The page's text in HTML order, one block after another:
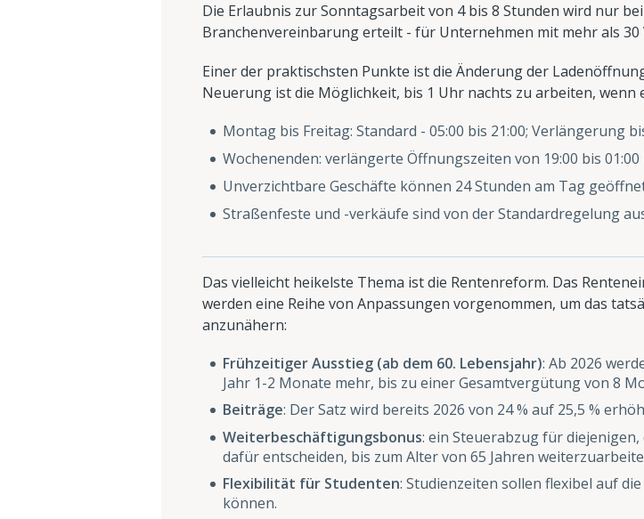
Die Erlaubnis zur Sonntagsarbeit von 4 bis 8 Stunden wird nur
Branchenvereinbarung erteilt - für Unternehmen mit mehr als
Einer der praktischsten Punkte ist die Änderung der
Neuerung ist die Möglichkeit, bis 1 Uhr nachts zu arbeiten, wenn
Montag bis Freitag: Standard - 05:00 bis 21:00; Verlängerung
Wochenenden: verlängerte Öffnungszeiten von 19:00 bis
Unverzichtbare Geschäfte können 24 Stunden am Tag
Straßenfeste und -verkäufe sind von der Standardregelung
Das vielleicht heikelste Thema ist die Rentenreform. Das
werden eine Reihe von Anpassungen vorgenommen, um das
anzunähern:
Frühzeitiger Ausstieg (ab dem 60. Lebensjahr): Ab 2026
Jahr 1-2 Monate mehr, bis zu einer Gesamtvergütung von 8
Beiträge: Der Satz wird bereits 2026 von 24 % auf 25,5 %
Weiterbeschäftigungsbonus: ein Steuerabzug für
dafür entscheiden, bis zum Alter von 65 Jahren
Flexibilität für Studenten: Studienzeiten sollen flexibel auf
können.